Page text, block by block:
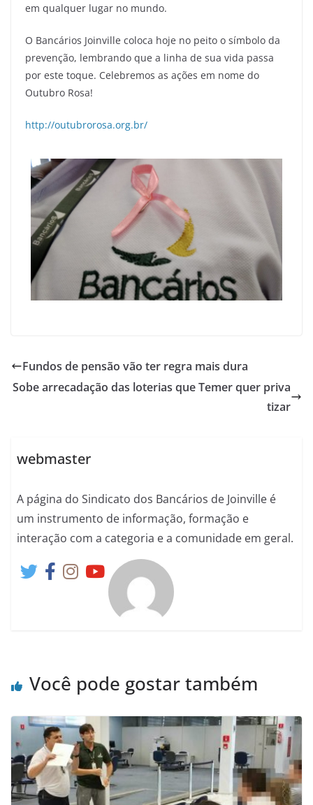
em qualquer lugar no mundo.
O Bancários Joinville coloca hoje no peito o símbolo da
prevenção, lembrando que a linha de sua vida passa
por este toque. Celebremos as ações em nome do
Outubro Rosa!
http://outubrorosa.org.br/
Fundos de pensão vão ter regra mais dura
Sobe arrecadação das loterias que Temer quer priva
tizar
webmaster
A página do Sindicato dos Bancários de Joinville é
um instrumento de informação, formação e
interação com a categoria e a comunidade em geral.
Você pode gostar também